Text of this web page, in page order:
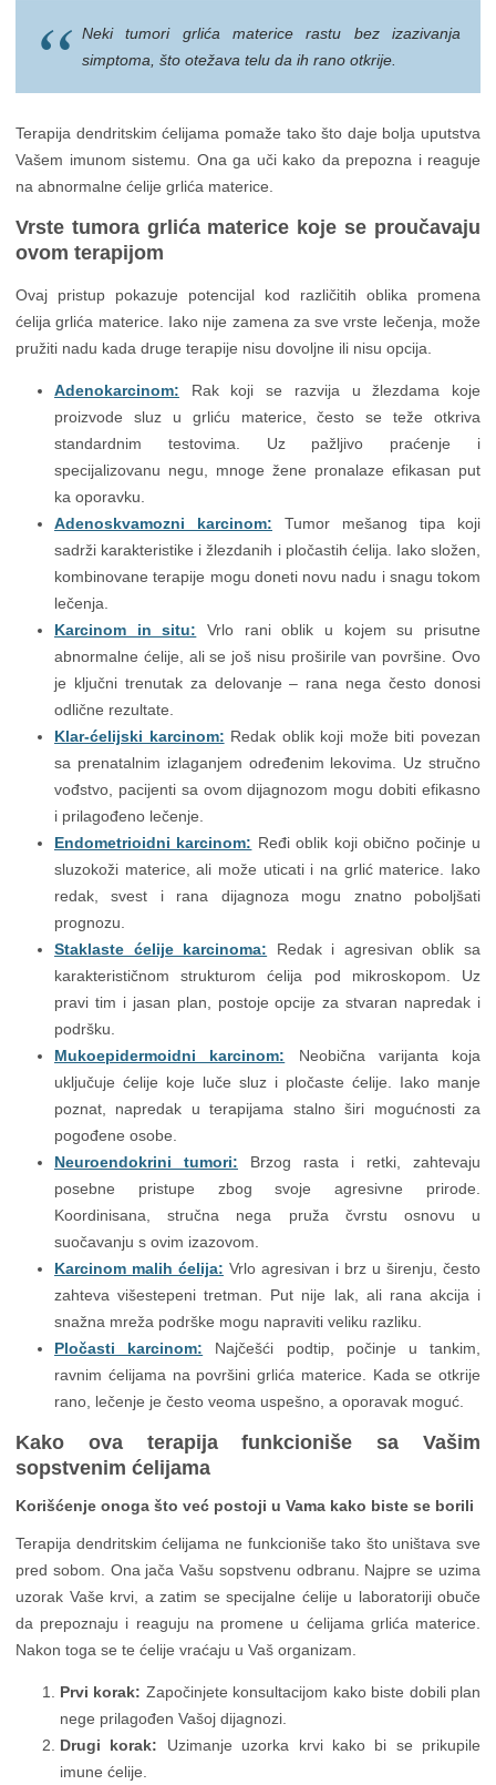
Neki tumori grlića materice rastu bez izazivanja
simptoma, što otežava telu da ih rano otkrije.
Terapija dendritskim ćelijama pomaže tako što daje bolja uputstva
Vašem imunom sistemu. Ona ga uči kako da prepozna i reaguje
na abnormalne ćelije grlića materice.
Vrste tumora grlića materice koje se proučavaju
ovom terapijom
Ovaj pristup pokazuje potencijal kod različitih oblika promena
ćelija grlića materice. Iako nije zamena za sve vrste lečenja, može
pružiti nadu kada druge terapije nisu dovoljne ili nisu opcija.
Adenokarcinom: Rak koji se razvija u žlezdama koje
proizvode sluz u grliću materice, često se teže otkriva
standardnim testovima. Uz pažljivo praćenje i
specijalizovanu negu, mnoge žene pronalaze efikasan put
ka oporavku.
Adenoskvamozni karcinom: Tumor mešanog tipa koji
sadrži karakteristike i žlezdanih i pločastih ćelija. Iako složen,
kombinovane terapije mogu doneti novu nadu i snagu tokom
lečenja.
Karcinom in situ: Vrlo rani oblik u kojem su prisutne
abnormalne ćelije, ali se još nisu proširile van površine. Ovo
je ključni trenutak za delovanje – rana nega često donosi
odlične rezultate.
Klar-ćelijski karcinom: Redak oblik koji može biti povezan
sa prenatalnim izlaganjem određenim lekovima. Uz stručno
vođstvo, pacijenti sa ovom dijagnozom mogu dobiti efikasno
i prilagođeno lečenje.
Endometrioidni karcinom: Ređi oblik koji obično počinje u
sluzokoži materice, ali može uticati i na grlić materice. Iako
redak, svest i rana dijagnoza mogu znatno poboljšati
prognozu.
Staklaste ćelije karcinoma: Redak i agresivan oblik sa
karakterističnom strukturom ćelija pod mikroskopom. Uz
pravi tim i jasan plan, postoje opcije za stvaran napredak i
podršku.
Mukoepidermoidni karcinom: Neobična varijanta koja
uključuje ćelije koje luče sluz i pločaste ćelije. Iako manje
poznat, napredak u terapijama stalno širi mogućnosti za
pogođene osobe.
Neuroendokrini tumori: Brzog rasta i retki, zahtevaju
posebne pristupe zbog svoje agresivne prirode.
Koordinisana, stručna nega pruža čvrstu osnovu u
suočavanju s ovim izazovom.
Karcinom malih ćelija: Vrlo agresivan i brz u širenju, često
zahteva višestepeni tretman. Put nije lak, ali rana akcija i
snažna mreža podrške mogu napraviti veliku razliku.
Pločasti karcinom: Najčešći podtip, počinje u tankim,
ravnim ćelijama na površini grlića materice. Kada se otkrije
rano, lečenje je često veoma uspešno, a oporavak moguć.
Kako ova terapija funkcioniše sa Vašim
sopstvenim ćelijama
Korišćenje onoga što već postoji u Vama kako biste se borili
Terapija dendritskim ćelijama ne funkcioniše tako što uništava sve
pred sobom. Ona jača Vašu sopstvenu odbranu. Najpre se uzima
uzorak Vaše krvi, a zatim se specijalne ćelije u laboratoriji obuče
da prepoznaju i reaguju na promene u ćelijama grlića materice.
Nakon toga se te ćelije vraćaju u Vaš organizam.
Prvi korak: Započinjete konsultacijom kako biste dobili plan
nege prilagođen Vašoj dijagnozi.
Drugi korak: Uzimanje uzorka krvi kako bi se prikupile
imune ćelije.